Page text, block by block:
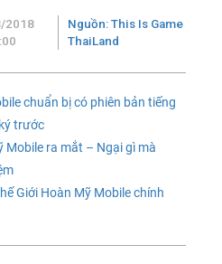
2018
Nguồn: This Is Game
ThaiLand
chuẩn bị có phiên bản tiếng
trước
Mobile ra mắt – Ngại gì mà
Giới Hoàn Mỹ Mobile chính